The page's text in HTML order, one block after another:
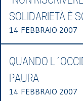
SOLIDARIETÀ È
14 FEBBRAIO 2007
QUANDO
PAURA
14 FEBBRAIO 2007